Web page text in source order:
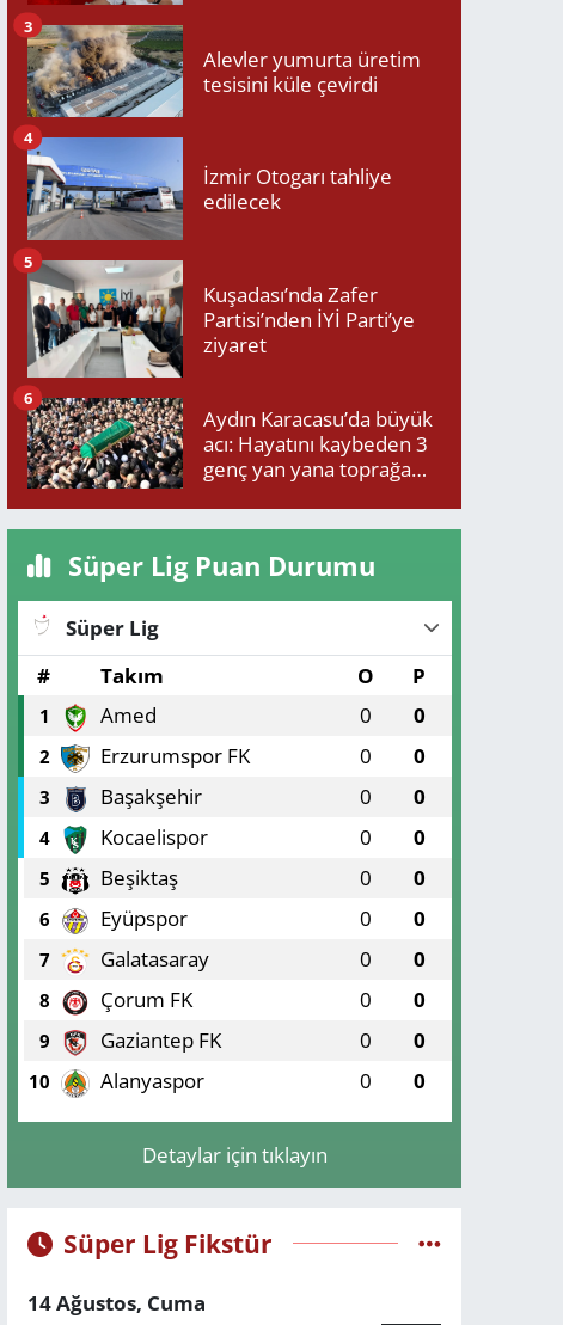
Alevler yumurta üretim
tesisini küle çevirdi
3
İzmir Otogarı tahliye
edilecek
4
Kuşadası’nda Zafer
Partisi’nden İYİ Parti’ye
ziyaret
5
Aydın Karacasu’da büyük
acı: Hayatını kaybeden 3
genç yan yana toprağa
6
Süper Lig Puan Durumu
Süper Lig
#
Takım O P
1 Amed 0 0
2 Erzurumspor FK 0 0
3 Başakşehir 0 0
4 Kocaelispor 0 0
5 Beşiktaş 0 0
6 Eyüpspor 0 0
7 Galatasaray 0 0
8 Çorum FK 0 0
9 Gaziantep FK 0 0
10 Alanyaspor 0 0
Detaylar için tıklayın
Süper Lig Fikstür
14 Ağustos, Cuma